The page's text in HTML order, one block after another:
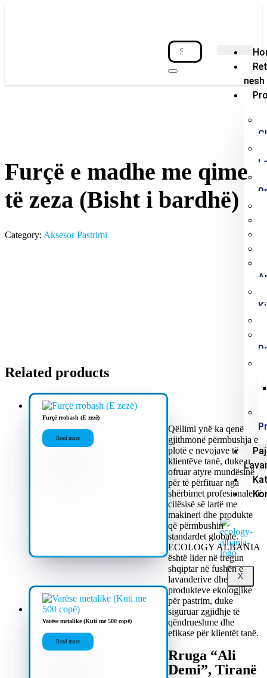
nesh
X
Furçë e madhe me qime
të zeza (Bisht i bardhë)
Category: Aksesor Pastrimi
Related products
Furçë rrobash (E zezë)
Read more
Varëse metalike (Kuti me 500 copë)
Read more
Qëllimi ynë ka qenë
gjithmonë përmbushja e
plotë e nevojave të
klientëve tanë, duke u
ofruar atyre mundësinë
për të përfituar nga
shërbimet profesionale të
cilësisë së lartë me
makineri dhe produkte
që përmbushin
standardet globale.
ECOLOGY ALBANIA
është lider në tregun
shqiptar në fushën e
lavanderive dhe
produkteve ekologjike
për pastrim, duke
siguruar zgjidhje të
qëndrueshme dhe
efikase për klientët tanë.
Rruga “Ali
Demi”, Tiranë